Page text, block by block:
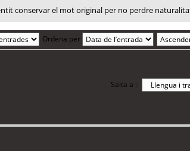
conservar el mot original per no perdre
Ordena per
Salta a :